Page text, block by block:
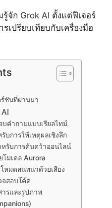
จัก Grok AI ตั้งแต่ฟีเจอร์
เปรียบเทียบกับเครื่องมือ
ชันที่ผ่านมา
คำถามแบบเรียลไทม์
บการให้เหตุผลเชิงลึก
รับการค้นคว้าออนไลน์
โมเดล Aurora
หมดสนทนาด้วยเสียง
จสอบโค้ด
ารและรูปภาพ